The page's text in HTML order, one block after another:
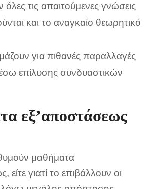
όλες τις απαιτούμενες γνώσεις
και το αναγκαίο θεωρητικό
για πιθανές παραλλαγές
επίλυσης συνδυαστικών
εξ’αποστάσεως
μαθήματα
είτε γιατί το επιβάλλουν οι